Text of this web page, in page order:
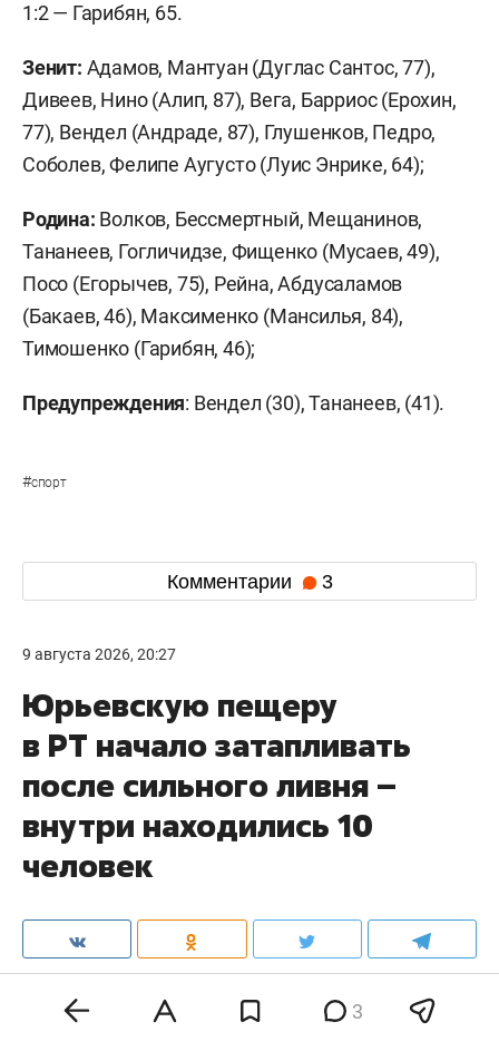
1:2 — Гарибян, 65.
Зенит: Адамов, Мантуан (Дуглас Сантос, 77),
Дивеев, Нино (Алип, 87), Вега, Барриос (Ерохин,
77), Вендел (Андраде, 87), Глушенков, Педро,
Соболев, Фелипе Аугусто (Луис Энрике, 64);
Родина: Волков, Бессмертный, Мещанинов,
Тананеев, Гогличидзе, Фищенко (Мусаев, 49),
Посо (Егорычев, 75), Рейна, Абдусаламов
(Бакаев, 46), Максименко (Мансилья, 84),
Тимошенко (Гарибян, 46);
Предупреждения: Вендел (30), Тананеев, (41).
#спорт
Комментарии 3
9 августа 2026, 20:27
Юрьевскую пещеру
в РТ начало затапливать
после сильного ливня –
внутри находились 10
человек
Сегодня из-за сильного ливня начала
3